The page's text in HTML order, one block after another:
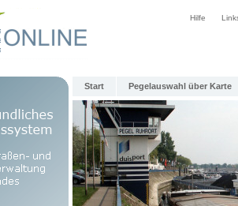
Hilfe
Start Pegelauswahl über Karte